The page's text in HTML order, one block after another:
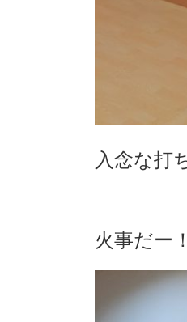
入念な打
火事だー